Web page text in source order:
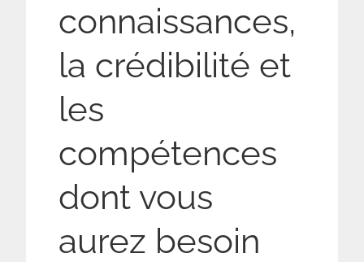
connaissances,
la crédibilité et
les
compétences
dont vous
aurez besoin